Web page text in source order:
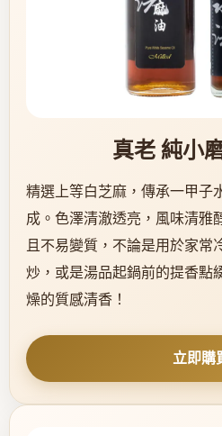
真老 純小
精選上等白芝麻，傳承一甲子
成。色澤清澈透亮，風味清雅
且不易變質，不論是用於家常
炒，或是湯品起鍋前的提香點
燥的質感清香！
立即購